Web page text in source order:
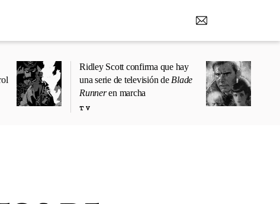
Ridley Scott confirma que hay
una serie de televisión de Blade
Runneren marcha
TV